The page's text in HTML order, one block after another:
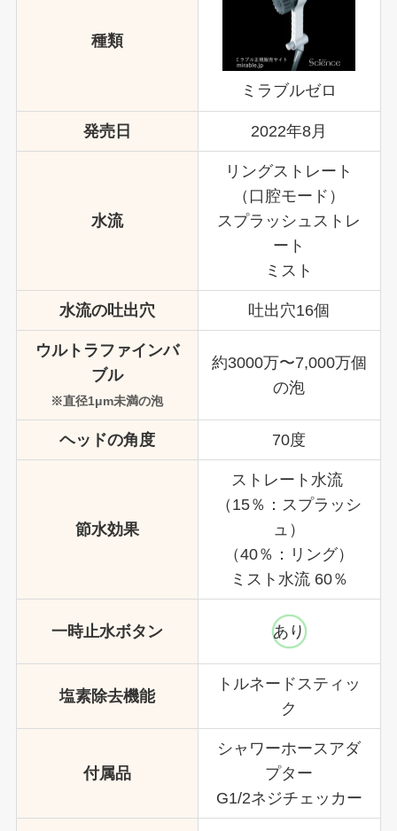
種類
ミラブルゼロ
発売日 2022年8月
水流
リングストレート
（口腔モード）
スプラッシュストレ
ート
ミスト
水流の吐出穴 吐出穴16個
ウルトラファインバ
ブル
※直径1μm未満の泡
約3000万〜7,000万個
の泡
ヘッドの角度 70度
節水効果
ストレート水流
（15％：スプラッシ
ュ）
（40％：リング）
ミスト水流 60％
一時止水ボタン あり
塩素除去機能
トルネードスティッ
ク
付属品
シャワーホースアダ
プター
G1/2ネジチェッカー